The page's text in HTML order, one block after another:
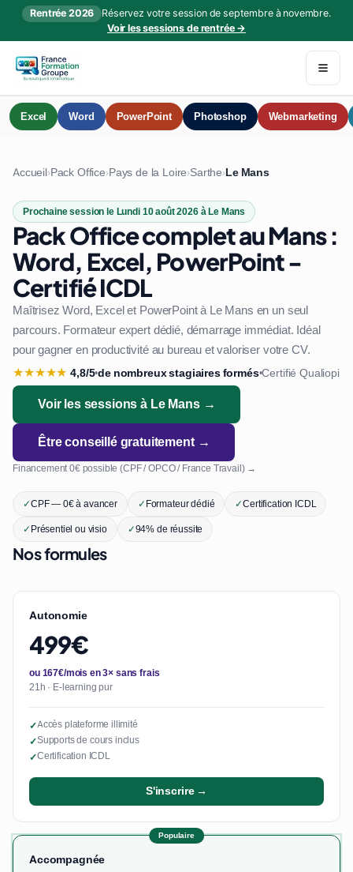
Rentrée 2026
Réservez votre session de septembre à novembre.
Voir les sessions de rentrée →
Excel Word PowerPoint Photoshop Webmarketing
Accueil›Pack Office›Pays de la Loire›Sarthe›Le Mans
Prochaine session le Lundi 10 août 2026 à Le Mans
Pack Office complet au Mans :
Word, Excel, PowerPoint -
Certifié ICDL
Maîtrisez Word, Excel et PowerPoint à Le Mans en un seul
parcours. Formateur expert dédié, démarrage immédiat. Idéal
pour gagner en productivité au bureau et valoriser votre CV.
★★★★★ 4,8/5•de nombreux stagiaires formés•Certifié Qualiopi
Voir les sessions à Le Mans →
Être conseillé gratuitement →
Financement 0€ possible (CPF / OPCO / France Travail) →
✓CPF — 0€ à avancer ✓Formateur dédié ✓Certification ICDL
✓Présentiel ou visio ✓94% de réussite
Nos formules
Autonomie
499€
ou 167€/mois en 3× sans frais
21h · E-learning pur
✓Accès plateforme illimité
✓Supports de cours inclus
✓Certification ICDL
S'inscrire →
Populaire
Accompagnée